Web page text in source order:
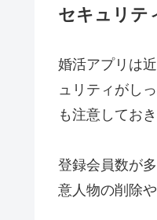
セキュリテ
婚活アプリは
ュリティがし
も注意してお
登録会員数が
意人物の削除